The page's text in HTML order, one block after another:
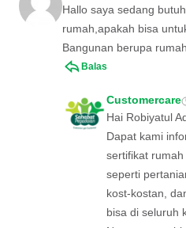
Hallo saya sedang
rumah,apakah bisa
Bangunan berupa
Balas
Customercare
Hai Robiyatul
Dapat kami
sertifikat
seperti
kost-kostan,
bisa di seluruh